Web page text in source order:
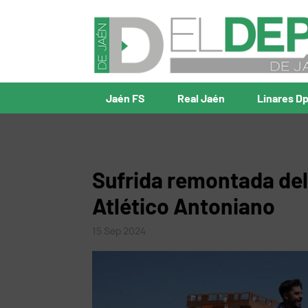
Jaén FS Real Jaén Linares
Sufrida remontada
Atlético Antoniano